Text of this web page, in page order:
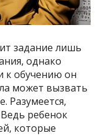
задание лишь
однако
к обучению он
может вызвать
Разумеется,
ребенок
которые